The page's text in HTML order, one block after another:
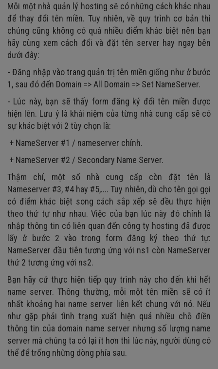
Mỗi một nhà quản lý hosting sẽ có những cách khác nhau
để thay đổi tên miền. Tuy nhiên, về quy trình cơ bản thì
chúng cũng không có quá nhiều điểm khác biệt nên bạn
hãy cùng xem cách đổi và đặt tên server hay ngay bên
dưới đây:
- Đăng nhập vào trang quản trị tên miền giống như ở bước
1, sau đó đến Domain => All Domain => Set NameServer.
- Lúc này, bạn sẽ thấy form đăng ký đổi tên miền được
hiện lên. Lưu ý là khái niệm của từng nhà cung cấp sẽ có
sự khác biệt với 2 tùy chọn là:
+ NameServer #1 / nameserver chính.
+ NameServer #2 / Secondary Name Server.
Thậm chí, một số nhà cung cấp còn đặt tên là
Nameserver #3, #4 hay #5,.... Tuy nhiên, dù cho tên gọi gọi
có điểm khác biệt song cách sắp xếp sẽ đều thực hiện
theo thứ tự như nhau. Việc của bạn lúc này đó chính là
nhập thông tin có liên quan đến công ty hosting đã được
lấy ở bước 2 vào trong form đăng ký theo thứ tự:
NameServer đầu tiên tương ứng với ns1 còn NameServer
thứ 2 tương ứng với ns2.
Bạn hãy cứ thực hiện tiếp quy trình này cho đến khi hết
name server. Thông thường, mỗi một tên miền sẽ có ít
nhất khoảng hai name server liên kết chung với nó. Nếu
như gặp phải tình trạng xuất hiện quá nhiều chỗ điền
thông tin của domain name server nhưng số lượng name
server mà chúng ta có lại ít hơn thì lúc này, người dùng có
thể để trống những dòng phía sau.